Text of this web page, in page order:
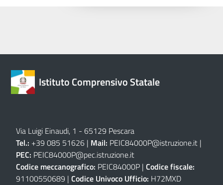
Istituto Comprensivo Statale
Via Luigi Einaudi, 1 - 65129 Pescara
Tel.: +39 085 51626 | Mail: PEIC84000P@istruzione.it |
PEC: PEIC84000P@pec.istruzione.it
Codice meccanografico: PEIC84000P | Codice fiscale:
91100550689 | Codice Univoco Ufficio: H72MXD